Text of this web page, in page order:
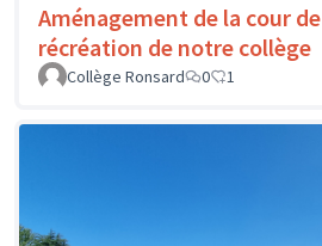
Aménagement de la cour de
récréation de notre collège
Collège Ronsard
0 1